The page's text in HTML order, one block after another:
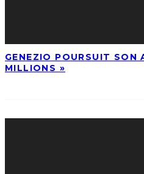
GENEZIO POURSUIT SON
MILLIONS »